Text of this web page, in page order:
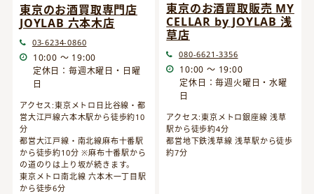
東京のお酒買取専門店
JOYLAB 六本木店
03-6234-0860
10:00 ～ 19:00
定休日：毎週木曜日・日曜
日
アクセス:東京メトロ日比谷線・都
営大江戸線六本木駅から徒歩約10
分
都営大江戸線・南北線麻布十番駅
から徒歩約10分 ※麻布十番駅から
の道のりは上り坂が続きます。
東京メトロ南北線 六本木一丁目駅
から徒歩6分
東京のお酒買取販売 MY
CELLAR by JOYLAB 浅
草店
080-6621-3356
10:00 ～ 19:00
定休日：毎週火曜日・水曜
日
アクセス:東京メトロ銀座線 浅草
駅から徒歩約4分
都営地下鉄浅草線 浅草駅から徒歩
約7分